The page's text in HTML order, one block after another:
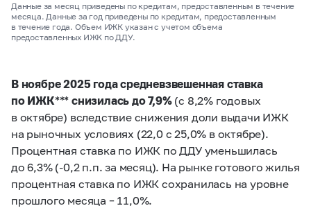
Данные за месяц приведены по кредитам, предоставленным в течение
месяца. Данные за год приведены по кредитам, предоставленным
в течение года. Объем ИЖК указан с учетом объема
предоставленных ИЖК по ДДУ.
В ноябре 2025 года средневзвешенная ставка
по ИЖК*** снизилась до 7,9% (с 8,2% годовых
в октябре) вследствие снижения доли выдачи ИЖК
на рыночных условиях (22,0 с 25,0% в октябре).
Процентная ставка по ИЖК по ДДУ уменьшилась
до 6,3% (-0,2 п.п. за месяц). На рынке готового жилья
процентная ставка по ИЖК сохранилась на уровне
прошлого месяца – 11,0%.